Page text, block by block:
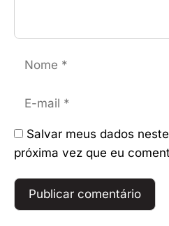
mail
Salvar meus dados
próxima vez que eu